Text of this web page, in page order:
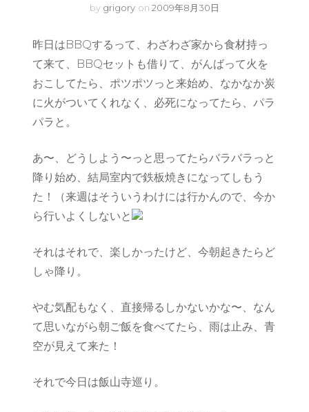
by grigory on 2009年8月30日
昨日はBBQするって、わざわざ家から食材持っ
て来て、BBQセットも借りて、がんばって火を
おこしてたら、ポツポツっと来始め、なかなか炭
に火がついてくれなく、必死になってたら、パラ
パラと。
あ〜、どうしよう〜っと思ってたらバラバラっと
降り始め、結局室内で鉄板焼きになってしもう
た！（来週はそういうわけには行かんので、今か
ら行いよくしないと
それはそれで、楽しかったけど、今朝起きたらど
しゃ降り。
やむ気配もなく、直接帰るしかないかな〜、なん
て思いながら朝ご飯を食べてたら、雨は止み、青
空が見えて来た！
それで今日は飯山寺巡り。